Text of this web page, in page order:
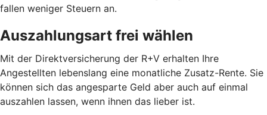
fallen weniger Steuern an.
Auszahlungsart frei wählen
Mit der Direktversicherung der R+V erhalten Ihre
Angestellten lebenslang eine monatliche Zusatz-Rente. Sie
können sich das angesparte Geld aber auch auf einmal
auszahlen lassen, wenn ihnen das lieber ist.